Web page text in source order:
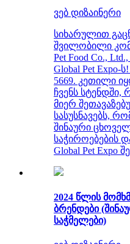
ვებ დიზაინერი
სიხარულით
შვილობილი
Pet Food Co.,
Global Pet Expo-
5669. კეთილი
ჩვენს სტენდში,
მიერ
სასუსნავებს,
შინაური
საჭიროებების
Global Pet Expo
2024 წლის
ბრენდები
საჭმელები)